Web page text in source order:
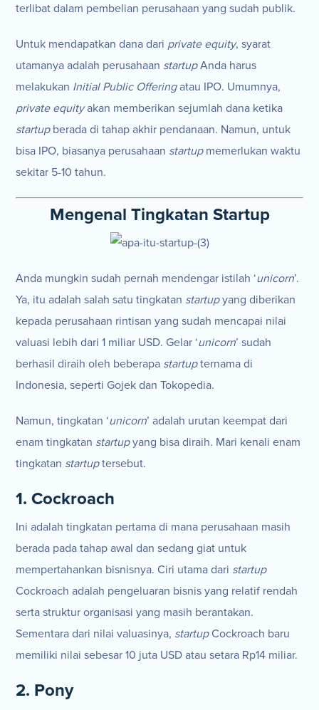
terlibat dalam pembelian perusahaan yang sudah publik.
Untuk mendapatkan dana dari private equity, syarat
utamanya adalah perusahaan startupAnda harus
melakukan Initial Public Offeringatau IPO. Umumnya,
private equityakan memberikan sejumlah dana ketika
startupberada di tahap akhir pendanaan. Namun, untuk
bisa IPO, biasanya perusahaan startupmemerlukan waktu
sekitar 5-10 tahun.
Mengenal Tingkatan Startup
Anda mungkin sudah pernah mendengar istilah ‘unicorn’.
Ya, itu adalah salah satu tingkatan startupyang diberikan
kepada perusahaan rintisan yang sudah mencapai nilai
valuasi lebih dari 1 miliar USD. Gelar ‘unicorn’ sudah
berhasil diraih oleh beberapa startupternama di
Indonesia, seperti Gojek dan Tokopedia.
Namun, tingkatan ‘unicorn’ adalah urutan keempat dari
enam tingkatan startupyang bisa diraih. Mari kenali enam
tingkatan startuptersebut.
1. Cockroach
Ini adalah tingkatan pertama di mana perusahaan masih
berada pada tahap awal dan sedang giat untuk
mempertahankan bisnisnya. Ciri utama dari startup
Cockroach adalah pengeluaran bisnis yang relatif rendah
serta struktur organisasi yang masih berantakan.
Sementara dari nilai valuasinya, startupCockroach baru
memiliki nilai sebesar 10 juta USD atau setara Rp14 miliar.
2. Pony